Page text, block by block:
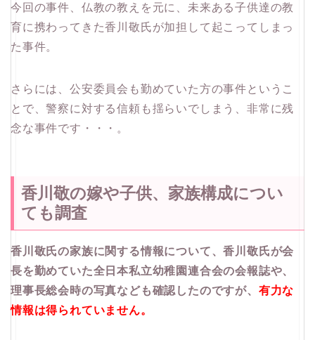
今回の事件、仏教の教えを元に、未来ある子供達の教
育に携わってきた香川敬氏が加担して起こってしまっ
た事件。
さらには、公安委員会も勤めていた方の事件というこ
とで、警察に対する信頼も揺らいでしまう、非常に残
念な事件です・・・。
香川敬の嫁や子供、家族構成につい
ても調査
香川敬氏の家族に関する情報について、香川敬氏が会
長を勤めていた全日本私立幼稚園連合会の会報誌や、
理事長総会時の写真なども確認したのですが、 有力な
情報は得られていません。